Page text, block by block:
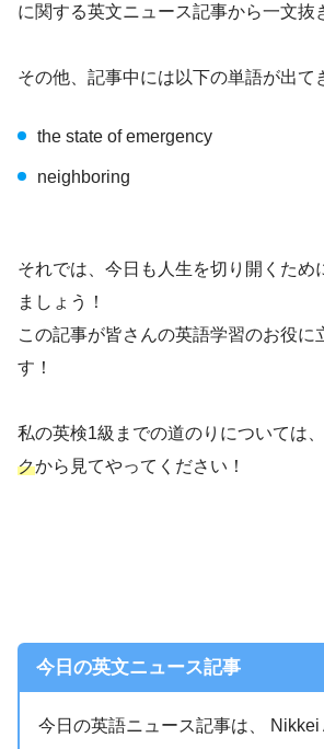
に関する英文ニュース記事から一文抜
その他、記事中には以下の単語が出て
the state of emergency
neighboring
それでは、今日も人生を切り開くため
ましょう！
この記事が皆さんの英語学習のお役に
す！
私の英検1級までの道のりについては、
クから見てやってください！
今日の英文ニュース記事
今日の英語ニュース記事は、 Nikkei